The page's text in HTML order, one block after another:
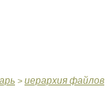
> иерархия файлов